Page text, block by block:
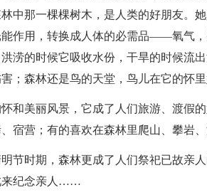
中那一棵棵树木，是人类的好朋友。
作用，转换成人体的必需品——氧气，
涝的时候它吸收水份，干旱的时候流
；森林还是鸟的天堂，鸟儿在它的怀
和美丽风景，它成了人们旅游、渡假
宿营；有的喜欢在森林里爬山、攀岩
节时期，森林更成了人们祭祀已故亲
来纪念亲人……